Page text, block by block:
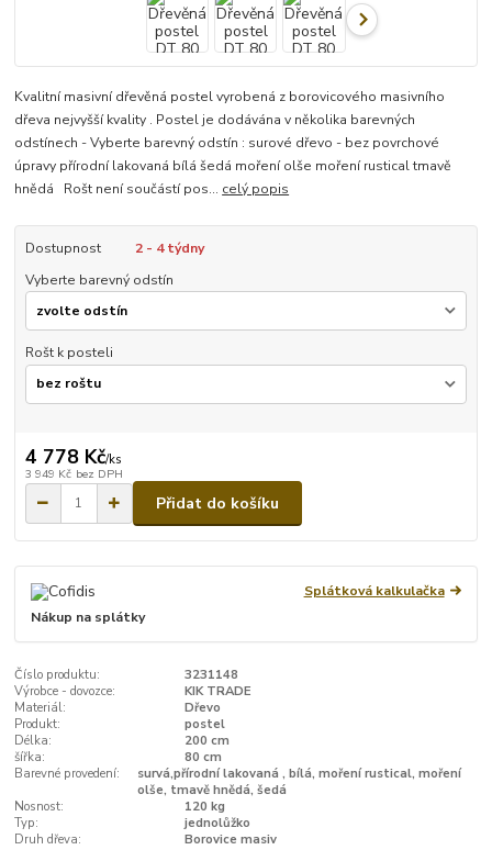
Kvalitní masivní dřevěná postel vyrobená z borovicového masivního
dřeva nejvyšší kvality . Postel je dodávána v několika barevných
odstínech - Vyberte barevný odstín : surové dřevo - bez povrchové
úpravy přírodní lakovaná bílá šedá moření olše moření rustical tmavě
hnědá Rošt není součástí pos... celý popis
Dostupnost
2 - 4 týdny
Vyberte barevný odstín
Rošt k posteli
4 778 Kč/ks
3 949 Kč bez DPH
Přidat do košíku
Splátková kalkulačka
Nákup na splátky
Číslo produktu:
3231148
Výrobce - dovozce:
KIK TRADE
Materiál:
Dřevo
Produkt:
postel
Délka:
200 cm
šířka:
80 cm
Barevné provedení:
survá,přírodní lakovaná , bílá, moření rustical, moření
olše, tmavě hnědá, šedá
Nosnost:
120 kg
Typ:
jednolůžko
Druh dřeva:
Borovice masiv